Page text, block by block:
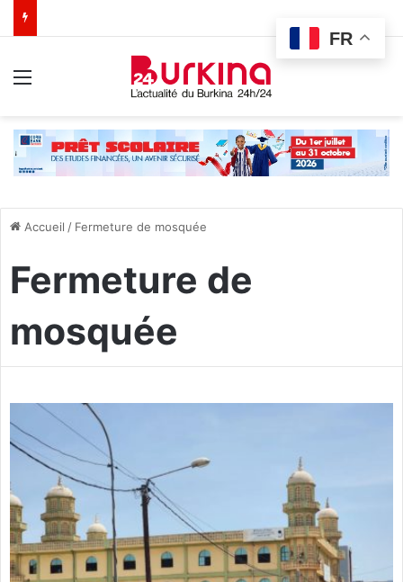
Accueil / Fermeture de mosquée
Fermeture de
mosquée
FR